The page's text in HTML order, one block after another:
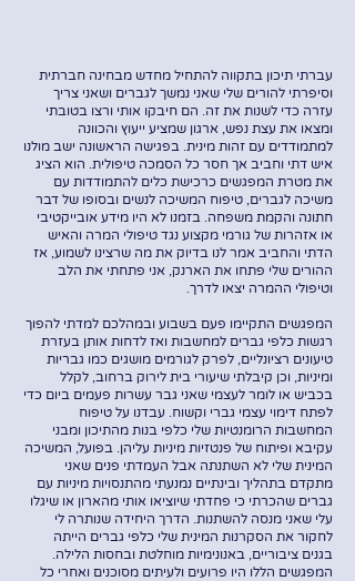
עברתי תיכון בתקווה להתחיל מחדש מבחינה חברתית
וסיפרתי להורים שלי שאני נמשך לגברים ושאני צריך
עזרה כדי לשנות את זה. הם חיבקו אותי ורצו בטובתי
ומצאו את עצת נפש, ארגון שמציע ייעוץ והכוונה
למתמודדים עם זהות מינית. בפגישה הראשונה ישב מולנו
איש דתי וחביב אך חסר כל הסמכה טיפולית. הוא הציג
את מטרת המפגשים כרכישת כלים להתמודדות עם
משיכה לגברים, טיפוח המשיכה לנשים ובסופו של דבר
חתונה והקמת משפחה. בזמנו לא היו מידע אובייקטיבי
או אזהרות של גורמי מקצוע נגד טיפולי המרה והאיש
הדתי והחביב אמר לנו בדיוק את מה שרצינו לשמוע, אז
ההורים שלי פתחו את הארנק, אני פתחתי את הלב
וטיפולי ההמרה יצאו לדרך.
המפגשים התקיימו פעם בשבוע ובמהלכם למדתי להפוך
רגשות כלפי גברים למחשבות ואז לדחות אותן בעזרת
טיעונים רציונליים, לפרק לגורמים מושגים כמו גבריות
ומיניות, וכן קיבלתי שיעורי בית לירוק ברחוב, לקלל
בכביש או לומר לעצמי שאני גבר עשרות פעמים ביום כדי
לפתח דימוי עצמי גברי וקשוח. עבדנו על טיפוח
המחשבות הרומנטיות שלי כלפי בנות מהתיכון ומבני
עקיבא ופיתוח של פנטזיות מיניות עליהן. בפועל, המשיכה
המינית שלי לא השתנתה אבל העמדתי פנים שאני
מתקדם בתהליך ובינתיים נמנעתי מהתנסויות מיניות עם
גברים שהכרתי כי פחדתי שיוציאו אותי מהארון או שיגלו
עלי שאני מנסה להשתנות. הדרך היחידה שנותרה לי
לחקור את הסקרנות המינית שלי כלפי גברים הייתה
בגנים ציבוריים, באנונימיות מוחלטת ובחסות הלילה.
המפגשים הללו היו פרועים ולעיתים מסוכנים ואחרי כל